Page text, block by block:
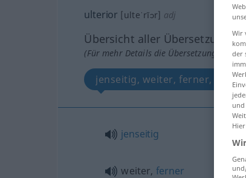
ulterior [ulteˈrĭɔr] adj
Übersicht aller Übersetzungen
(Für mehr Details die Übersetzung
jenseitig, weiter, ferner, später
jenseitig
weiter, ferner
Wir
der